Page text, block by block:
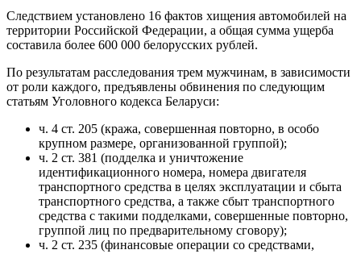
Следствием установлено 16 фактов хищения автомобилей на
территории Российской Федерации, а общая сумма ущерба
составила более 600 000 белорусских рублей.
По результатам расследования трем мужчинам, в зависимости
от роли каждого, предъявлены обвинения по следующим
статьям Уголовного кодекса Беларуси:
ч. 4 ст. 205 (кража, совершенная повторно, в особо
крупном размере, организованной группой);
ч. 2 ст. 381 (подделка и уничтожение
идентификационного номера, номера двигателя
транспортного средства в целях эксплуатации и сбыта
транспортного средства, а также сбыт транспортного
средства с такими подделками, совершенные повторно,
группой лиц по предварительному сговору);
ч. 2 ст. 235 (финансовые операции со средствами,